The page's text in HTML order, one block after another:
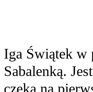
Iga Świątek w
Sabalenką.
czeka na